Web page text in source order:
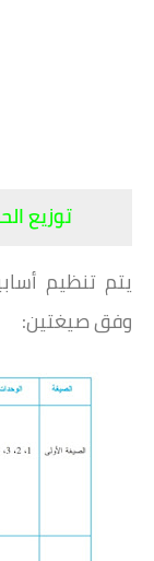
توزيع
يتم تنظيم
وفق صيغتين: